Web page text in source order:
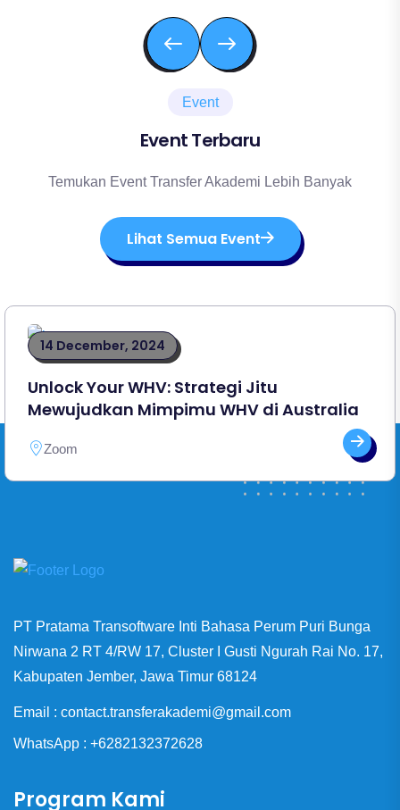
Event
Event Terbaru
Temukan Event Transfer Akademi Lebih Banyak
Lihat Semua Event
14 December, 2024
Unlock Your WHV: Strategi Jitu
Mewujudkan Mimpimu WHV di Australia
Zoom
PT Pratama Transoftware Inti Bahasa Perum Puri Bunga
Nirwana 2 RT 4/RW 17, Cluster I Gusti Ngurah Rai No. 17,
Kabupaten Jember, Jawa Timur 68124
Email : contact.transferakademi@gmail.com
WhatsApp : +6282132372628
Program Kami